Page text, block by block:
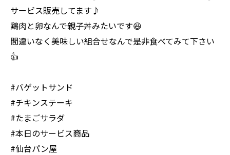
サービス販売してます♪
鶏肉と卵なんで親子丼みたいです😆
間違いなく美味しい組合せなんで是非食べてみて下さい
👍
#バゲットサンド
#チキンステーキ
#たまごサラダ
#本日のサービス商品
#仙台パン屋